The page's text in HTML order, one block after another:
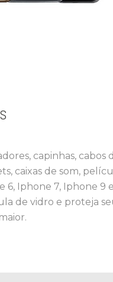
capinhas, cabos
caixas de som,
6, Iphone 7, Iphone 9 e
de vidro e proteja